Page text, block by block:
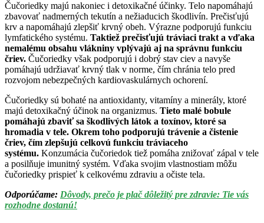
Čučoriedky majú nakoniec i detoxikačné účinky. Telo napomáhajú
zbavovať nadmerných tekutín a nežiaducich škodlivín. Prečisťujú
krv a napomáhajú zlepšiť krvný obeh. Výrazne podporujú funkciu
lymfatického systému. Taktiež prečisťujú tráviaci trakt a vďaka
nemalému obsahu vlákniny vplývajú aj na správnu funkciu
čriev. Čučoriedky však podporujú i dobrý stav ciev a navyše
pomáhajú udržiavať krvný tlak v norme, čím chránia telo pred
rozvojom nebezpečných kardiovaskulárnych ochorení.
Čučoriedky sú bohaté na antioxidanty, vitamíny a minerály, ktoré
majú detoxikačný účinok na organizmus. Tieto malé bobule
pomáhajú zbaviť sa škodlivých látok a toxínov, ktoré sa
hromadia v tele. Okrem toho podporujú trávenie a čistenie
čriev, čím zlepšujú celkovú funkciu tráviaceho
systému. Konzumácia čučoriedok tiež pomáha znižovať zápal v tele
a posilňuje imunitný systém. Vďaka svojim vlastnostiam môžu
čučoriedky prispieť k celkovému zdraviu a očiste tela.
Odporúčame: Dôvody, prečo je plač dôležitý pre zdravie: Tie vás
rozhodne dostanú!